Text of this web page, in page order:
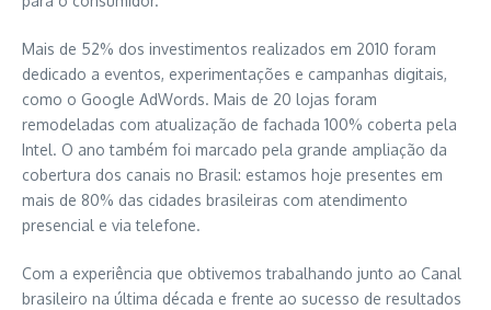
Mais de 52% dos investimentos realizados em 2010 foram
dedicado a eventos, experimentações e campanhas digitais,
como o Google AdWords. Mais de 20 lojas foram
remodeladas com atualização de fachada 100% coberta pela
Intel. O ano também foi marcado pela grande ampliação da
cobertura dos canais no Brasil: estamos hoje presentes em
mais de 80% das cidades brasileiras com atendimento
presencial e via telefone.
Com a experiência que obtivemos trabalhando junto ao Canal
brasileiro na última década e frente ao sucesso de resultados